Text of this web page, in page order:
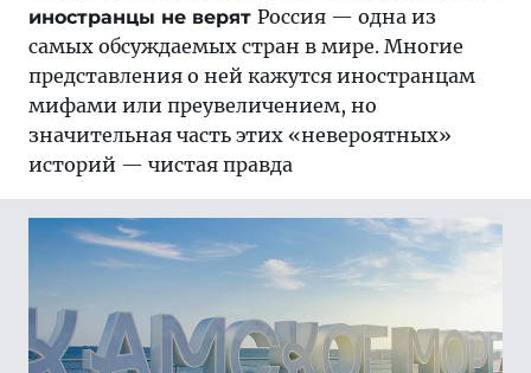
иностранцы не верят Россия — одна из
самых обсуждаемых стран в мире. Многие
представления о ней кажутся иностранцам
мифами или преувеличением, но
значительная часть этих «невероятных»
историй — чистая правда